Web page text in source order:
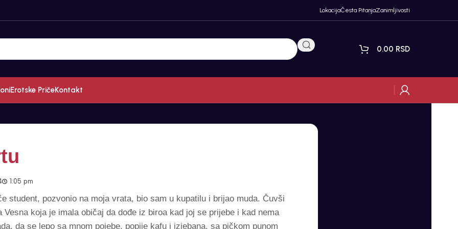
LokacijaČesta PitanjaZanimljivosti
0.00 RSD
Erotske PričeKontakt
1:05 pm
student, pozvonio na moja vrata, bio sam u kupatilu i brijao muda. Čuvši
koja je imala običaj da dođe iz biroa kad joj se prijebe i kad nema
da se lepo sa mnom pojebe, popije kafu i izjebana, sa pičkom punom